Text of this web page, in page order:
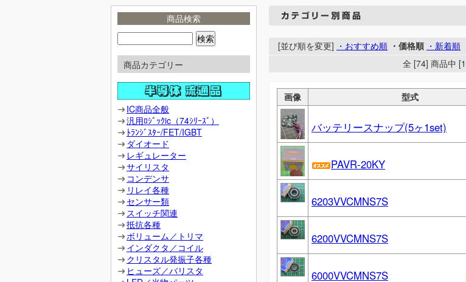
商品検索
商品カテゴリー
IC商品全般
汎用ﾛｼﾞｯｸic（74ｼﾘｰｽﾞ）
ﾄﾗﾝｼﾞｽﾀｰ/FET/IGBT
ダイオード
レギュレーター
サイリスタ
コンデンサ
リレイ各種
センサー類
スイッチ関連
抵抗各種
ボリューム／トリマ
インダクタ／コイル
クリスタル発振子各種
ヒューズ／バリスタ
[並び順を変更] ・おすすめ順 ・価格順 ・新着順
全 [74] 商品中
画像 型式
バッテリースナップ(5ヶ1set)
PAVR-20KY
6203VVCMNS7S
6200VVCMNS7S
6000VVCMNS7S